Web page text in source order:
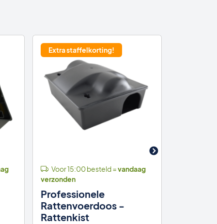
Extra staffelkorting!
Voor 15:00 besteld =vandaag
verzonden
Professionele
Rattenvoerdoos -
Rattenkist